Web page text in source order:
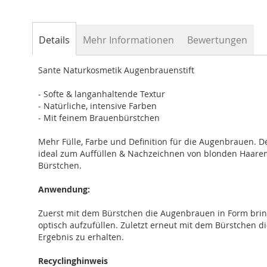
Details
Sante Naturkosmetik Augenbrauenstift
- Softe & langanhaltende Textur
- Natürliche, intensive Farben
- Mit feinem Brauenbürstchen
Mehr Fülle, Farbe und Definition für die Augenbrauen.
ideal zum Auffüllen & Nachzeichnen von blonden
Bürstchen.
Anwendung:
Zuerst mit dem Bürstchen die Augenbrauen in Form
optisch aufzufüllen. Zuletzt erneut mit dem Bürstchen
Ergebnis zu erhalten.
Recyclinghinweis
Mehr Informationen Bewertungen